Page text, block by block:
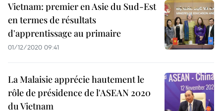
Vietnam: premier en Asie du Sud-Est
en termes de résultats
d'apprentissage au primaire
01/12/2020 09:41
La Malaisie apprécie hautement le
rôle de présidence de l'ASEAN 2020
du Vietnam